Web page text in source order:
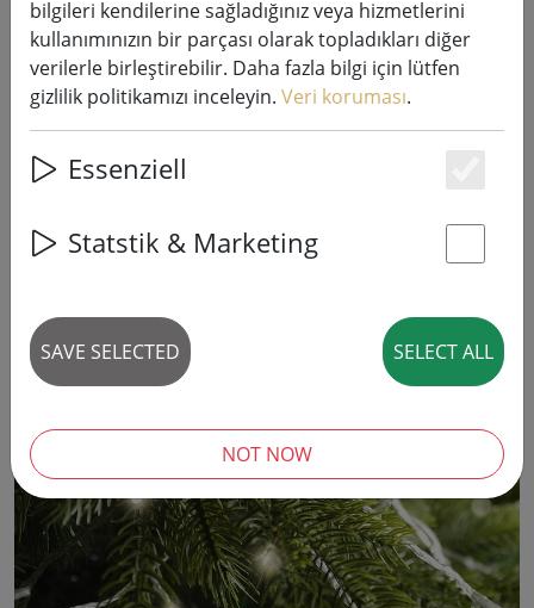
Kaemingk Lumineo LED peri ışıkları
Dimmerli Basic 80 LED sıcak beyaz
dış mekan 6 m şeffaf
bilgileri kendilerine sağladığınız veya hizmetlerini
kullanımınızın bir parçası olarak topladıkları diğer
verilerle birleştirebilir. Daha fazla bilgi için lütfen
gizlilik politikamızı inceleyin. Veri koruması.
Essenziell
Statstik & Marketing
SAVE SELECTED SELECT ALL
NOT NOW